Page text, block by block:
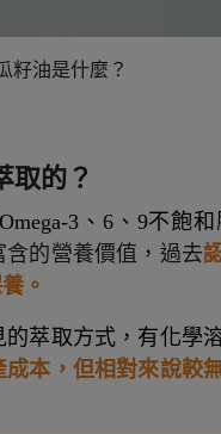
籽油是什麼？
取的？
3、6、9不飽
的營養價值，過去
。
萃取方式，有化學
本，但相對來說較